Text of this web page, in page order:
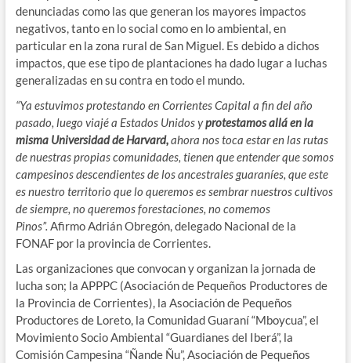
denunciadas como las que generan los mayores impactos
negativos, tanto en lo social como en lo ambiental, en
particular en la zona rural de San Miguel. Es debido a dichos
impactos, que ese tipo de plantaciones ha dado lugar a luchas
generalizadas en su contra en todo el mundo.
“Ya estuvimos protestando en Corrientes Capital a fin del año
pasado, luego viajé a Estados Unidos yprotestamos allá en la
misma Universidad de Harvard,ahora nos toca estar en las rutas
de nuestras propias comunidades, tienen que entender que somos
campesinos descendientes de los ancestrales guaraníes, que este
es nuestro territorio que lo queremos es sembrar nuestros cultivos
de siempre, no queremos forestaciones, no comemos
Pinos”. Afirmo Adrián Obregón, delegado Nacional de la
FONAF por la provincia de Corrientes.
Las organizaciones que convocan y organizan la jornada de
lucha son; la APPPC (Asociación de Pequeños Productores de
la Provincia de Corrientes), la Asociación de Pequeños
Productores de Loreto, la Comunidad Guaraní “Mboycua”, el
Movimiento Socio Ambiental “Guardianes del Iberá”, la
Comisión Campesina “Ñande Ñu”, Asociación de Pequeños